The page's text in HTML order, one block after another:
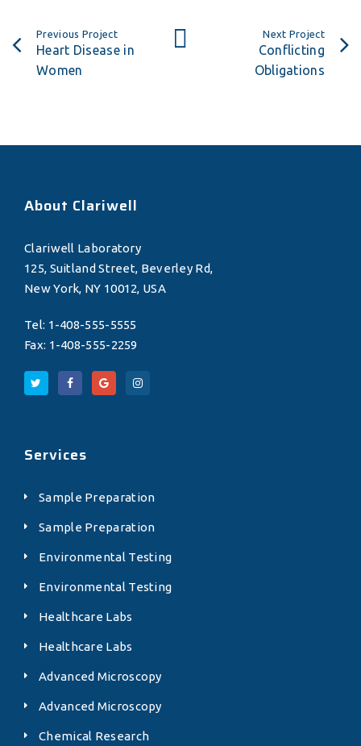
Previous Project
Heart Disease in
Women
Next Project
Conflicting
Obligations
About Clariwell
Clariwell Laboratory
125, Suitland Street, Beverley Rd,
New York, NY 10012, USA
Tel: 1-408-555-5555
Fax: 1-408-555-2259
Services
Sample Preparation
Sample Preparation
Environmental Testing
Environmental Testing
Healthcare Labs
Healthcare Labs
Advanced Microscopy
Advanced Microscopy
Chemical Research